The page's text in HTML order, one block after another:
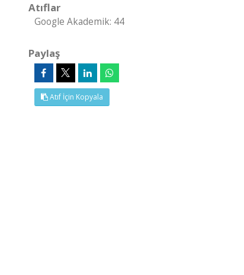
Atıflar
Google Akademik: 44
Paylaş
Atıf İçin Kopyala